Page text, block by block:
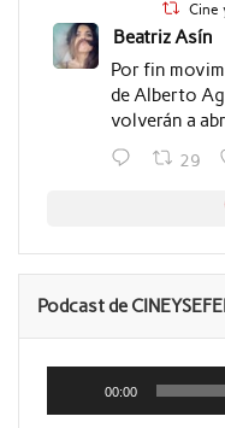
Cine
Beatriz Asín
Por fin
de Alberto
volverán a
29
Podcast de
Reproductor
audio
00:00